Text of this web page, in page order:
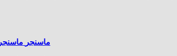
ماسنجر ماسنجر